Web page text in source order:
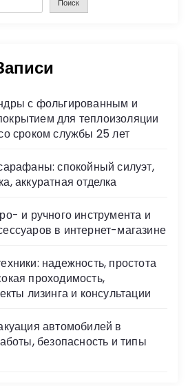
Поиск
с фольгированным и
для теплоизоляции
сроком службы 25 лет
спокойный силуэт,
аккуратная отделка
и ручного инструмента и
в интернет-магазине
надежность, простота
проходимость,
лизинга и консультации
автомобилей в
безопасность и типы